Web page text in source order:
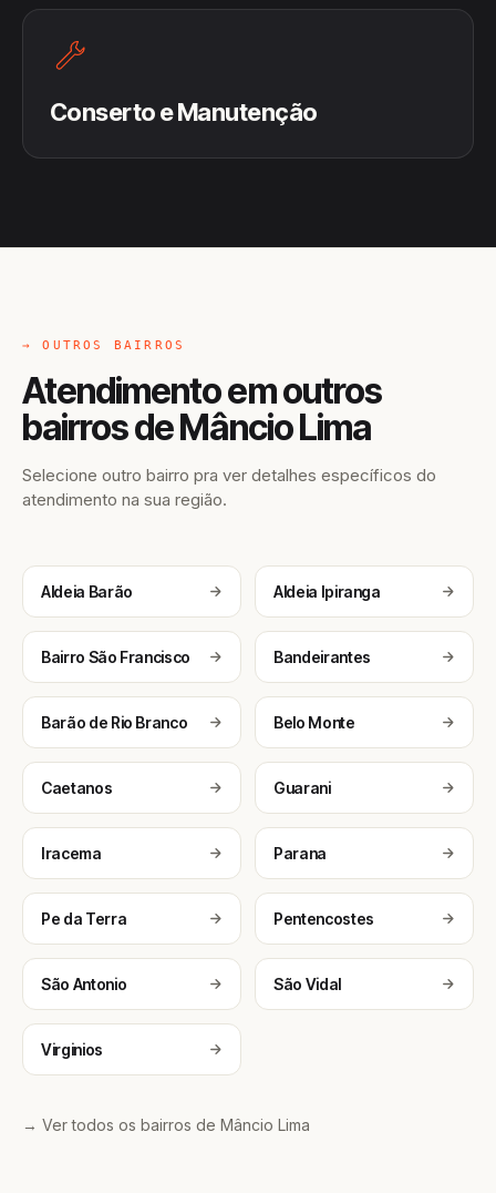
Conserto e Manutenção
→ OUTROS BAIRROS
Atendimento em outros
bairros de Mâncio Lima
Selecione outro bairro pra ver detalhes específicos do
atendimento na sua região.
Aldeia Barão Aldeia Ipiranga
Bairro São Francisco Bandeirantes
Barão de Rio Branco Belo Monte
Caetanos Guarani
Iracema Parana
Pe da Terra Pentencostes
São Antonio São Vidal
Virginios
→ Ver todos os bairros de Mâncio Lima